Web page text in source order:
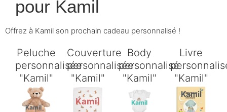
pour Kamil
Offrez à Kamil son prochain cadeau personnalisé !
Peluche
personnalisée
"Kamil"
Kamil
Couverture
personnalisée
"Kamil"
Kamil
Body
personnalisé
"Kamil"
Kamil
Livre
"Kamil"
Kamil